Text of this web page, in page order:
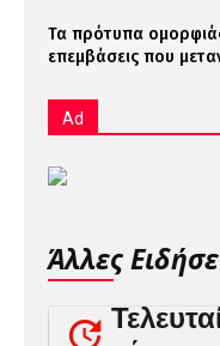
Τα πρότυπα
επεμβάσεις που
Ad
Άλλες